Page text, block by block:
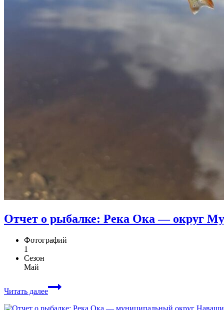
Отчет о рыбалке: Река Ока — округ
Фотографий
1
Сезон
Май
Читать далее